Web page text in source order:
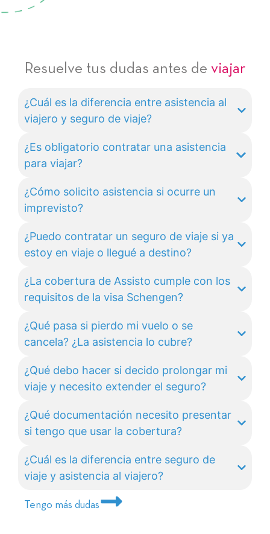
Resuelve tus dudas antes de viajar
¿Cuál es la diferencia entre asistencia al
viajero y seguro de viaje?
¿Es obligatorio contratar una asistencia
para viajar?
¿Cómo solicito asistencia si ocurre un
imprevisto?
¿Puedo contratar un seguro de viaje si ya
estoy en viaje o llegué a destino?
¿La cobertura de Assisto cumple con los
requisitos de la visa Schengen?
¿Qué pasa si pierdo mi vuelo o se
cancela? ¿La asistencia lo cubre?
¿Qué debo hacer si decido prolongar mi
viaje y necesito extender el seguro?
¿Qué documentación necesito presentar
si tengo que usar la cobertura?
¿Cuál es la diferencia entre seguro de
viaje y asistencia al viajero?
Tengo más dudas